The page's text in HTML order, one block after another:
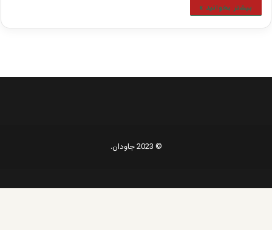
بیشتر بخوانید »
© 2023 جاودان.